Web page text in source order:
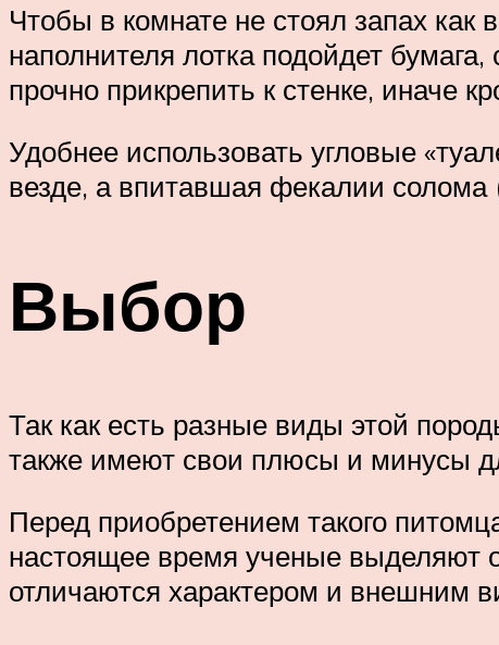
Чтобы в комнате не стоял запах как
наполнителя лотка подойдет
прочно прикрепить к стенке, иначе
Удобнее использовать угловые
везде, а впитавшая фекалии солома
Выбор
Так как есть разные виды этой
также имеют свои плюсы и минусы
Перед приобретением такого
настоящее время ученые выделяют
отличаются характером и внешним